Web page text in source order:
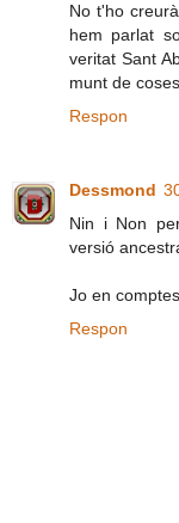
No t'ho
hem parlat
veritat Sant
munt de
Respon
Dessmond
Nin i Non
versió
Jo en
Respon